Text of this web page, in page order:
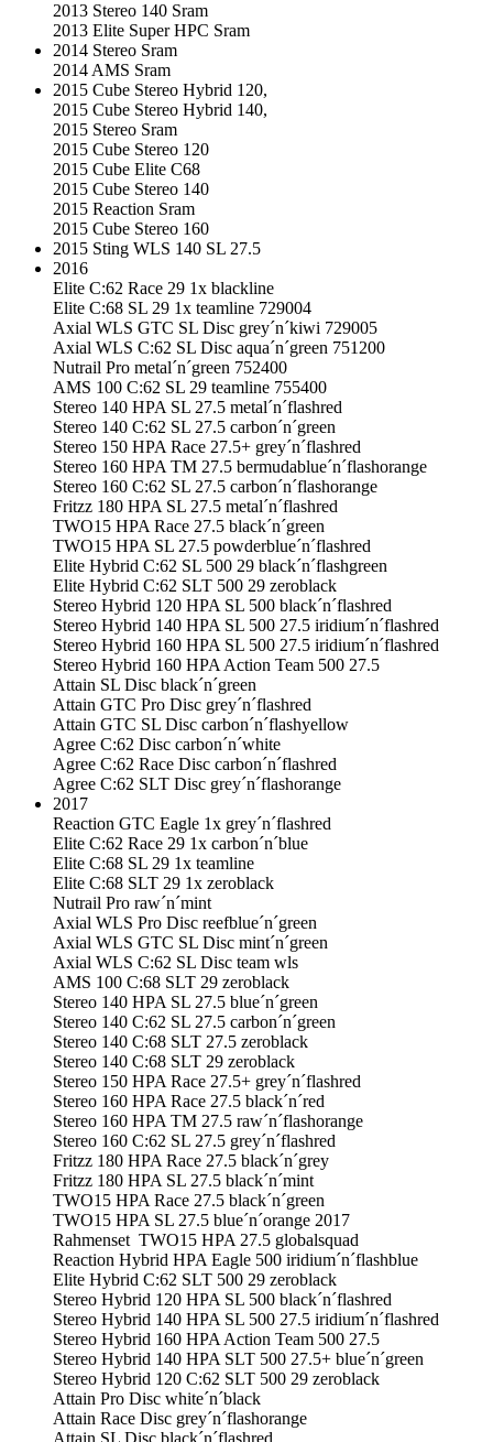
2013 Stereo 140 Sram
2013 Elite Super HPC Sram
2014 Stereo Sram
2014 AMS Sram
2015 Cube Stereo Hybrid 120,
2015 Cube Stereo Hybrid 140,
2015 Stereo Sram
2015 Cube Stereo 120
2015 Cube Elite C68
2015 Cube Stereo 140
2015 Reaction Sram
2015 Cube Stereo 160
2015 Sting WLS 140 SL 27.5
2016
Elite C:62 Race 29 1x blackline
Elite C:68 SL 29 1x teamline 729004
Axial WLS GTC SL Disc grey´n´kiwi 729005
Axial WLS C:62 SL Disc aqua´n´green 751200
Nutrail Pro metal´n´green 752400
AMS 100 C:62 SL 29 teamline 755400
Stereo 140 HPA SL 27.5 metal´n´flashred
Stereo 140 C:62 SL 27.5 carbon´n´green
Stereo 150 HPA Race 27.5+ grey´n´flashred
Stereo 160 HPA TM 27.5 bermudablue´n´flashorange
Stereo 160 C:62 SL 27.5 carbon´n´flashorange
Fritzz 180 HPA SL 27.5 metal´n´flashred
TWO15 HPA Race 27.5 black´n´green
TWO15 HPA SL 27.5 powderblue´n´flashred
Elite Hybrid C:62 SL 500 29 black´n´flashgreen
Elite Hybrid C:62 SLT 500 29 zeroblack
Stereo Hybrid 120 HPA SL 500 black´n´flashred
Stereo Hybrid 140 HPA SL 500 27.5 iridium´n´flashred
Stereo Hybrid 160 HPA SL 500 27.5 iridium´n´flashred
Stereo Hybrid 160 HPA Action Team 500 27.5
Attain SL Disc black´n´green
Attain GTC Pro Disc grey´n´flashred
Attain GTC SL Disc carbon´n´flashyellow
Agree C:62 Disc carbon´n´white
Agree C:62 Race Disc carbon´n´flashred
Agree C:62 SLT Disc grey´n´flashorange
2017
Reaction GTC Eagle 1x grey´n´flashred
Elite C:62 Race 29 1x carbon´n´blue
Elite C:68 SL 29 1x teamline
Elite C:68 SLT 29 1x zeroblack
Nutrail Pro raw´n´mint
Axial WLS Pro Disc reefblue´n´green
Axial WLS GTC SL Disc mint´n´green
Axial WLS C:62 SL Disc team wls
AMS 100 C:68 SLT 29 zeroblack
Stereo 140 HPA SL 27.5 blue´n´green
Stereo 140 C:62 SL 27.5 carbon´n´green
Stereo 140 C:68 SLT 27.5 zeroblack
Stereo 140 C:68 SLT 29 zeroblack
Stereo 150 HPA Race 27.5+ grey´n´flashred
Stereo 160 HPA Race 27.5 black´n´red
Stereo 160 HPA TM 27.5 raw´n´flashorange
Stereo 160 C:62 SL 27.5 grey´n´flashred
Fritzz 180 HPA Race 27.5 black´n´grey
Fritzz 180 HPA SL 27.5 black´n´mint
TWO15 HPA Race 27.5 black´n´green
TWO15 HPA SL 27.5 blue´n´orange 2017
Rahmenset TWO15 HPA 27.5 globalsquad
Reaction Hybrid HPA Eagle 500 iridium´n´flashblue
Elite Hybrid C:62 SLT 500 29 zeroblack
Stereo Hybrid 120 HPA SL 500 black´n´flashred
Stereo Hybrid 140 HPA SL 500 27.5 iridium´n´flashred
Stereo Hybrid 160 HPA Action Team 500 27.5
Stereo Hybrid 140 HPA SLT 500 27.5+ blue´n´green
Stereo Hybrid 120 C:62 SLT 500 29 zeroblack
Attain Pro Disc white´n´black
Attain Race Disc grey´n´flashorange
Attain SL Disc black´n´flashred